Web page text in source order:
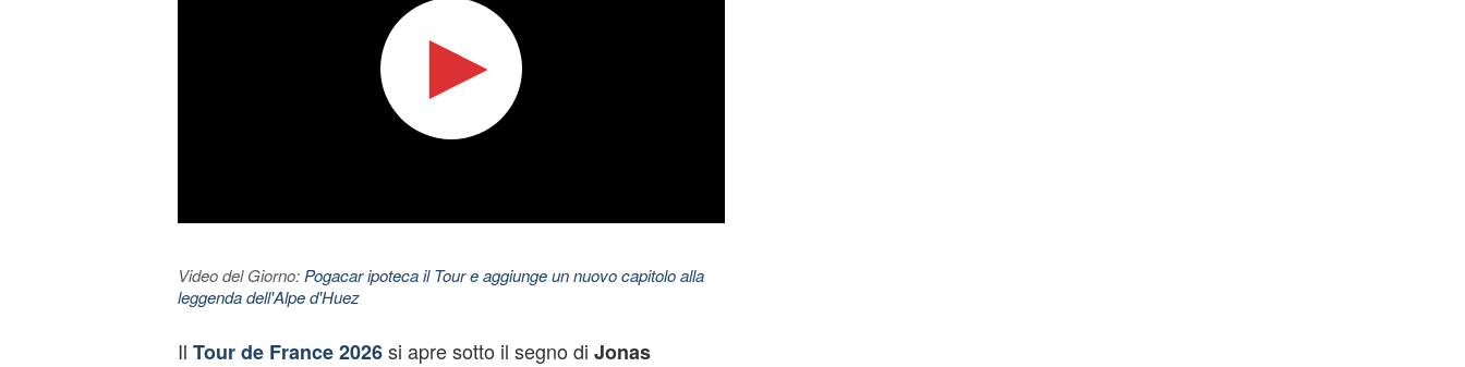
Video del Giorno: Pogacar ipoteca il Tour e aggiunge un nuovo capitolo alla
leggenda dell'Alpe d'Huez
Il Tour de France 2026si apre sotto il segno di Jonas